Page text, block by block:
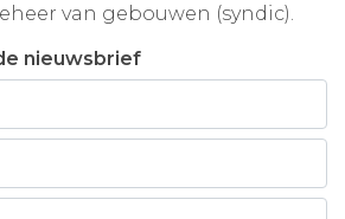
van gebouwen (syndic).
nieuwsbrief